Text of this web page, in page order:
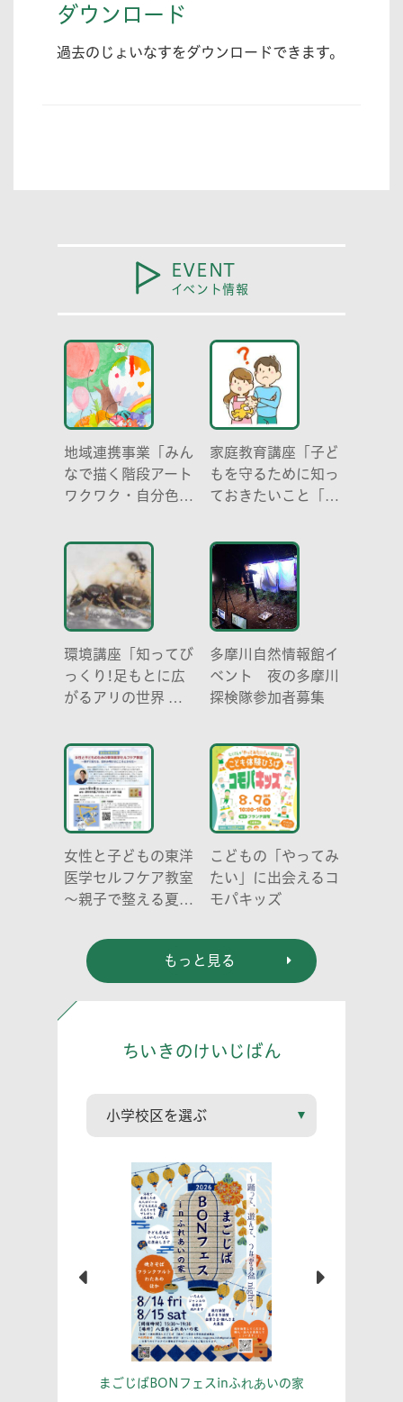
ダウンロード
過去のじょいなすをダウンロードできます。
EVENT
イベント情報
地域連携事業「みん
なで描く階段アート
ワクワク・自分色の
家庭教育講座「子ど
もを守るために知っ
ておきたいこと「プ
どう伝える? (幼児
編)」
環境講座「知ってび
っくり!足もとに広
がるアリの世界 ア
成り立ち、生態系に
おける役割」
多摩川自然情報館イ
ベント 夜の多摩川
探検隊参加者募集
女性と子どもの東洋
医学セルフケア教室
～親子で整える夏休
らだ～
こどもの「やってみ
たい」に出会えるコ
モパキッズ
もっと見る
ちいきのけいじばん
まごじばBONフェスinふれあいの家